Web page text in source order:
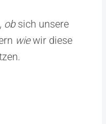
obsich unsere
wiewir diese